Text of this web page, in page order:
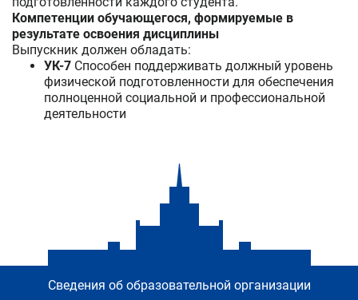
Компетенции обучающегося, формируемые в
результате освоения дисциплины
Выпускник должен обладать:
УК-7 Способен поддерживать должный уровень
физической подготовленности для обеспечения
полноценной социальной и профессиональной
деятельности
Сведения об образовательной организации